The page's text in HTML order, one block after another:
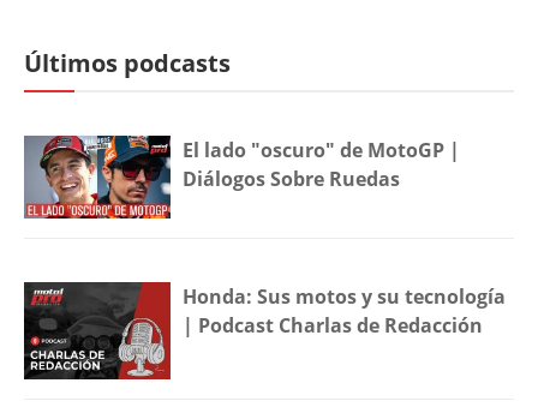
Últimos podcasts
El lado "oscuro" de MotoGP |
Diálogos Sobre Ruedas
Honda: Sus motos y su tecnología
| Podcast Charlas de Redacción